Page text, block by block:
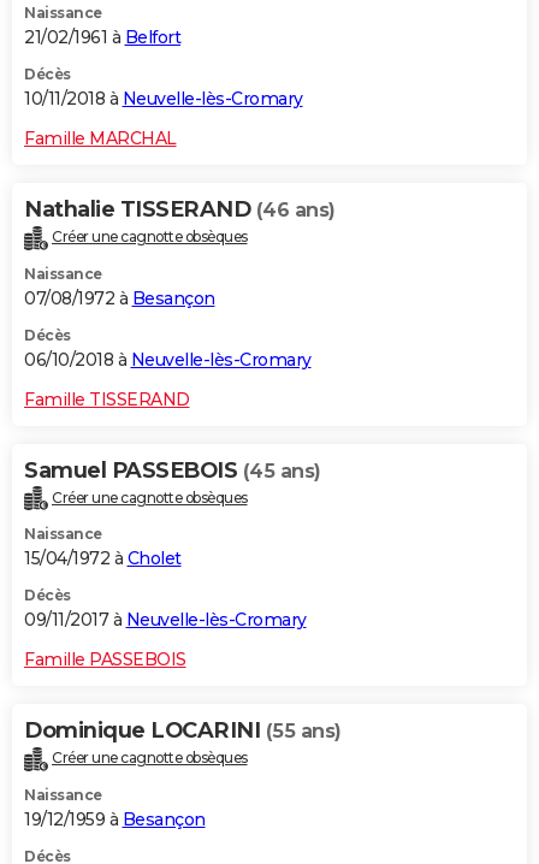
Naissance
21/02/1961 à Belfort
Décès
10/11/2018 à Neuvelle-lès-Cromary
Famille MARCHAL
Nathalie TISSERAND (46 ans)
Créer une cagnotte obsèques
Naissance
07/08/1972 à Besançon
Décès
06/10/2018 à Neuvelle-lès-Cromary
Famille TISSERAND
Samuel PASSEBOIS (45 ans)
Créer une cagnotte obsèques
Naissance
15/04/1972 à Cholet
Décès
09/11/2017 à Neuvelle-lès-Cromary
Famille PASSEBOIS
Dominique LOCARINI (55 ans)
Créer une cagnotte obsèques
Naissance
19/12/1959 à Besançon
Décès